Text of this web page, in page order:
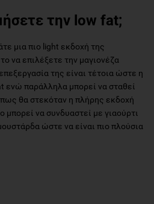
την low fat;
μια πιο light εκδοχή της
να επιλέξετε την μαγιονέζα
της είναι τέτοια ώστε η
ενώ παράλληλα μπορεί να σταθεί
θα στεκόταν η πλήρης εκδοχή
μπορεί να συνδυαστεί με γιαούρτι
ώστε να είναι πιο πλούσια